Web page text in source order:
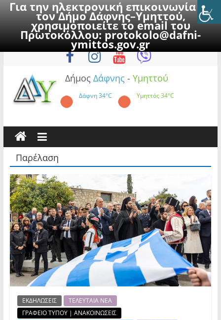
Για την ηλεκτρονική επικοινωνία με
τον Δήμο Δάφνης–Υμηττού,
χρησιμοποιείτε το email του
Πρωτοκόλλου:protokolo@dafni-
ymittos.gov.gr
to
Παρασκευή, 7 Αυγούστου 2026
Δήμος Δάφνης - Υμηττού
Δάφνη34°C Υμηττός34°C
Παρέλαση
ΕΚΔΗΛΩΣΕΙΣ
ΤΕΛΕΥΤΑΙΑ ΝΕΑ
ΓΡΑΦΕΙΟ ΤΥΠΟΥ | ΑΝΑΚΟΙΝΩΣΕΙΣ